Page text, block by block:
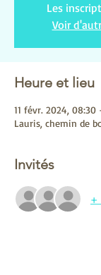
Les
Voir
Heure et lieu
11 févr. 2024, 08:30
Lauris, chemin de
Invités
+